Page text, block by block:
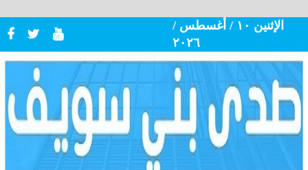
الإثنين ١٠ / أغسطس /
٢٠٢٦